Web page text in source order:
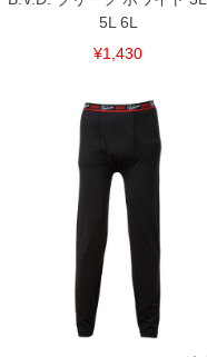
上の品が対象。1本5,999円以下の
出荷まで約1週間～20日間程お時
尚、裾上げした商品は返品・交換
一部、お直しに対応出来ない商品
※商品によって若干のサイズの誤
ンピュータ画面）によって、商品
※当店での掲載商品は、実店鋪と
舗からのお取り寄せ等により、
す。そのようなことがない様最大
連絡させて頂きますので予めご了承
5L 6L
¥1,430